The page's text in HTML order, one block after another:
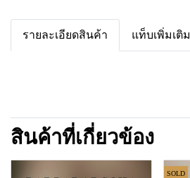
รายละเอียดสินค้า แท็บเพิ่มเติม
สินค้าที่เกี่ยวข้อง
SOLD